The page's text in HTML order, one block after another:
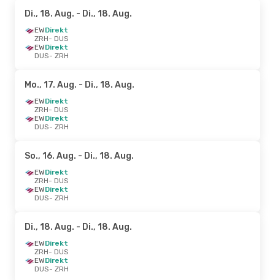
Di., 18. Aug. - Di., 18. Aug.
EWDirekt
ZRH- DUS
EWDirekt
DUS- ZRH
Mo., 17. Aug. - Di., 18. Aug.
EWDirekt
ZRH- DUS
EWDirekt
DUS- ZRH
So., 16. Aug. - Di., 18. Aug.
EWDirekt
ZRH- DUS
EWDirekt
DUS- ZRH
Di., 18. Aug. - Di., 18. Aug.
EWDirekt
ZRH- DUS
EWDirekt
DUS- ZRH